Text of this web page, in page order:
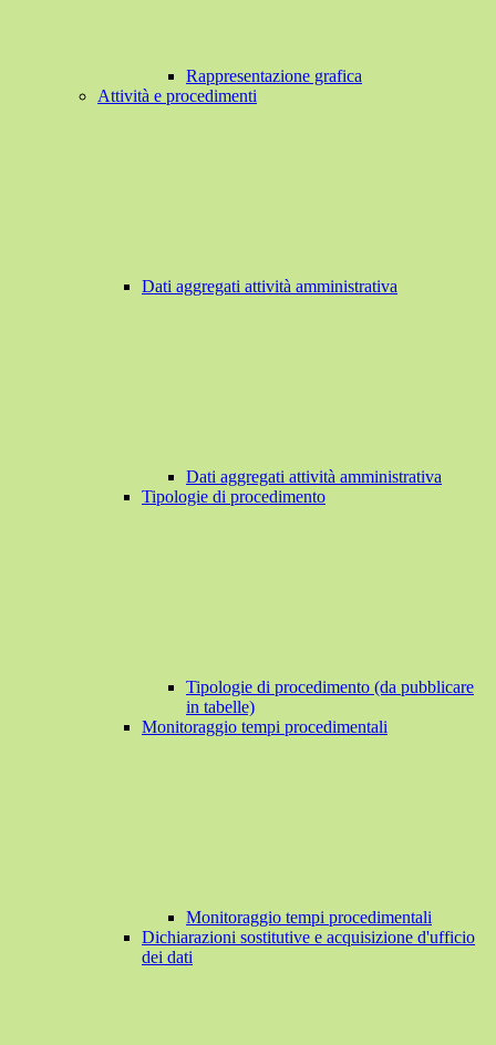
Rappresentazione grafica
Attività e procedimenti
Dati aggregati attività amministrativa
Dati aggregati attività amministrativa
Tipologie di procedimento
Tipologie di procedimento (da pubblicare
in tabelle)
Monitoraggio tempi procedimentali
Monitoraggio tempi procedimentali
Dichiarazioni sostitutive e acquisizione d'ufficio
dei dati